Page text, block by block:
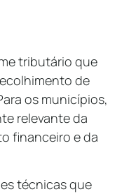
tributário que
de
os municípios,
relevante da
financeiro e da
técnicas que